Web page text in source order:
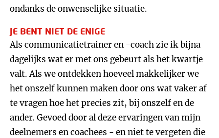
ondanks de onwenselijke situatie.
JE BENT NIET DE ENIGE
Als communicatietrainer en -coach zie ik bijna
dagelijks wat er met ons gebeurt als het kwartje
valt. Als we ontdekken hoeveel makkelijker we
het onszelf kunnen maken door ons wat vaker af
te vragen hoe het precies zit, bij onszelf en de
ander. Gevoed door al deze ervaringen van mijn
deelnemers en coachees - en niet te vergeten die